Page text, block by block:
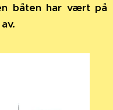
båten har vært på